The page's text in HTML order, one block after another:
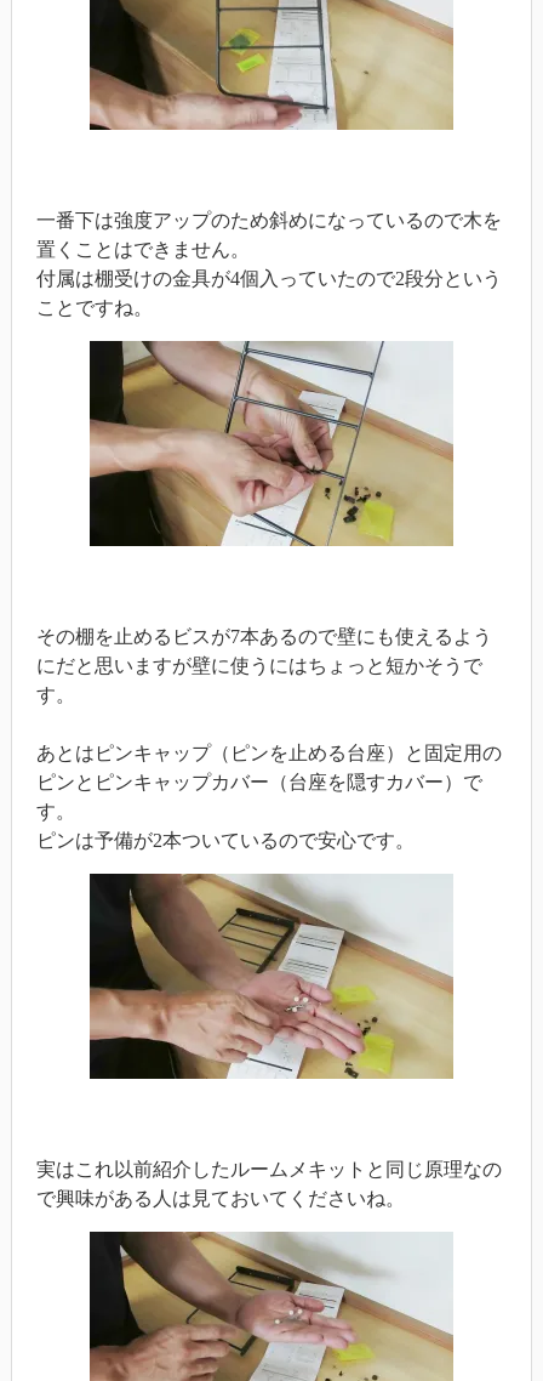
一番下は強度アップのため斜めになっているので木を
置くことはできません。
付属は棚受けの金具が4個入っていたので2段分という
ことですね。
その棚を止めるビスが7本あるので壁にも使えるよう
にだと思いますが壁に使うにはちょっと短かそうで
す。
あとはピンキャップ（ピンを止める台座）と固定用の
ピンとピンキャップカバー（台座を隠すカバー）で
す。
ピンは予備が2本ついているので安心です。
実はこれ以前紹介したルームメキットと同じ原理なの
で興味がある人は見ておいてくださいね。